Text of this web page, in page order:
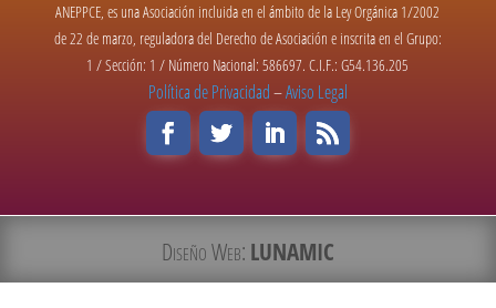
ANEPPCE, es una Asociación incluida en el ámbito de la Ley Orgánica 1/2002
de 22 de marzo, reguladora del Derecho de Asociación e inscrita en el Grupo:
1 / Sección: 1 / Número Nacional: 586697. C.I.F.: G54.136.205
Política de Privacidad–Aviso Legal
Diseño Web: LUNAMIC